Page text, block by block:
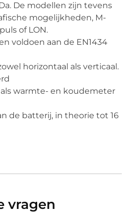
De modellen zijn tevens
mogelijkheden, M-
of LON.
voldoen aan de EN1434
horizontaal als verticaal.
warmte- en koudemeter
de batterij, in theorie tot 16
vragen